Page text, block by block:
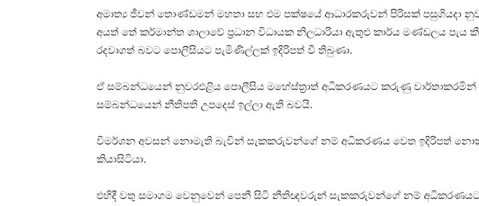
අමාත්‍ය ජීවන් තොණ්ඩමන් මහතා සහ එම පක්ෂයේ ආධාරකරුවන් පිරිසක් පසුගියදා
අයත් තේ කර්මාන්ත ශාලාවේ ප්‍රධාන විධායක නිලධාරියා ඇතුළු කාර්ය මණ්ඩලය පැය
රදවාගත් බවට පොලීසියට පැමිණිල්ලක් ඉදිරිපත් වී තිබුණා.
ඒ සම්බන්ධයෙන් නුවරඑළිය පොලීසිය මහේස්ත්‍රාත් අධිකරණයට කරුණු වාර්තාකරමින්
සම්බන්ධයෙන් නීතිපති උපදෙස් ඉල්ලා ඇති බවයි.
විමර්ශන අවසන් නොමැති බැවින් සැකකරුවන්ගේ නම් අධිකරණය වෙත ඉදිරිපත්
කියාසිටියා.
එහිදී වතු සමාගම වෙනුවෙන් පෙනී සිටි නීතිඥවරුන් සැකකරුවන්ගේ නම්